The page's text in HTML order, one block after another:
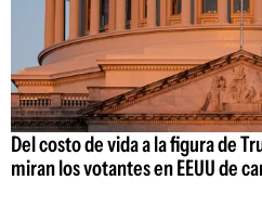
Del costo de vida a la figura de
miran los votantes en EEUU de